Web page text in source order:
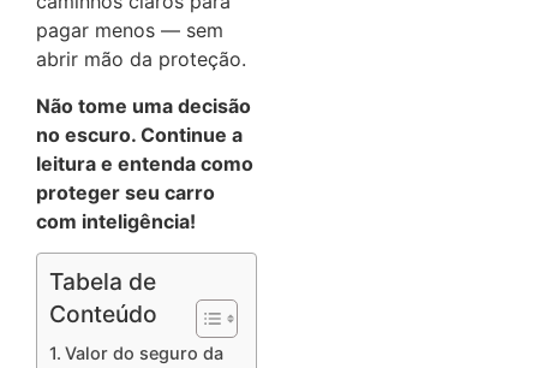
pagar menos — sem
abrir mão da proteção.
Não tome uma decisão
no escuro. Continue a
leitura e entenda como
proteger seu carro
com inteligência!
Tabela de
Conteúdo
Valor do seguro da